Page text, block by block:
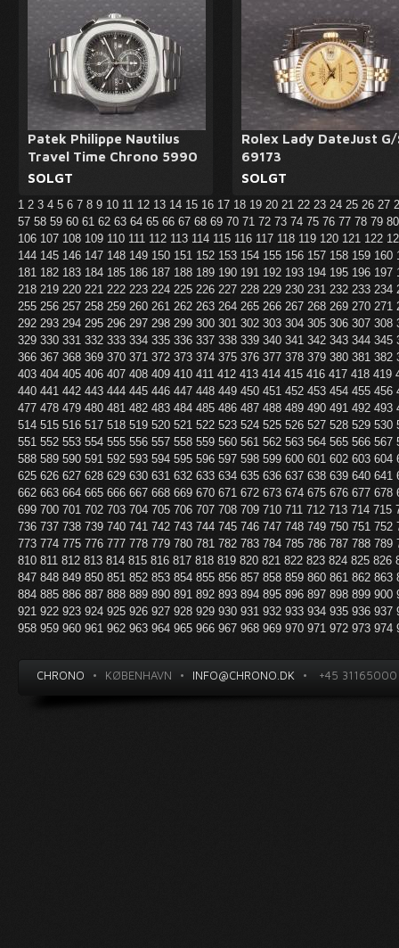
Patek Philippe Nautilus
Travel Time Chrono 5990
SOLGT
Rolex Lady DateJust G/
69173
SOLGT
1 2 3 4 5 6 7 8 9 10 11 12 13 14 15 16 17 18 19 20 21 22 23 24 25 26 27
57 58 59 60 61 62 63 64 65 66 67 68 69 70 71 72 73 74 75 76 77 78 79
106 107 108 109 110 111 112 113 114 115 116 117 118 119 120 121 122
144 145 146 147 148 149 150 151 152 153 154 155 156 157 158 159 160
181 182 183 184 185 186 187 188 189 190 191 192 193 194 195 196 197
218 219 220 221 222 223 224 225 226 227 228 229 230 231 232 233 234
255 256 257 258 259 260 261 262 263 264 265 266 267 268 269 270 271
292 293 294 295 296 297 298 299 300 301 302 303 304 305 306 307 308
329 330 331 332 333 334 335 336 337 338 339 340 341 342 343 344 345
366 367 368 369 370 371 372 373 374 375 376 377 378 379 380 381 382
403 404 405 406 407 408 409 410 411 412 413 414 415 416 417 418 419
440 441 442 443 444 445 446 447 448 449 450 451 452 453 454 455 456
477 478 479 480 481 482 483 484 485 486 487 488 489 490 491 492 493
514 515 516 517 518 519 520 521 522 523 524 525 526 527 528 529 530
551 552 553 554 555 556 557 558 559 560 561 562 563 564 565 566 567
588 589 590 591 592 593 594 595 596 597 598 599 600 601 602 603 604
625 626 627 628 629 630 631 632 633 634 635 636 637 638 639 640 641
662 663 664 665 666 667 668 669 670 671 672 673 674 675 676 677 678
699 700 701 702 703 704 705 706 707 708 709 710 711 712 713 714 715
736 737 738 739 740 741 742 743 744 745 746 747 748 749 750 751 752
773 774 775 776 777 778 779 780 781 782 783 784 785 786 787 788 789
810 811 812 813 814 815 816 817 818 819 820 821 822 823 824 825 826
847 848 849 850 851 852 853 854 855 856 857 858 859 860 861 862 863
884 885 886 887 888 889 890 891 892 893 894 895 896 897 898 899 900
921 922 923 924 925 926 927 928 929 930 931 932 933 934 935 936 937
958 959 960 961 962 963 964 965 966 967 968 969 970 971 972 973 974
CHRONO • KØBENHAVN • INFO@CHRONO.DK • +45 31165000